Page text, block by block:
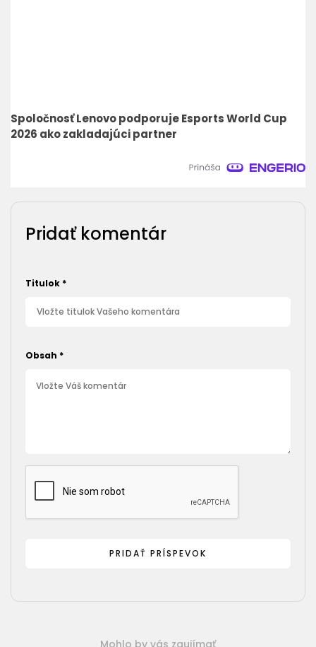
Spoločnosť Lenovo podporuje Esports World Cup
2026 ako zakladajúci partner
Pridať komentár
Titulok *
Obsah *
Mohlo by vás zaujímať